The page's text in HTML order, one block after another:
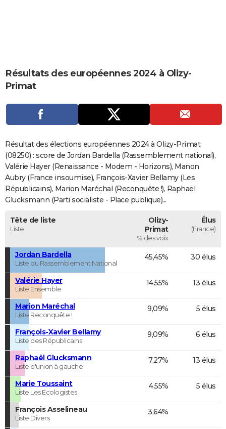
CARTE DE VOEUX
Carte de Noël
Carte Bonne année
Carte Saint-Valentin
Carte Pâques
Carte d'anniversaire
Dictionnaire
Biographies
Expressions
Proverbes
PROGRAMME TV
S'inscrire
Se connecter
Lycées
Collèges
Primaires
Universités
Entreprises
Service militaire
Avis de recherche
AVIS DE DÉCÈS
FORUM
Bricolage
Lifestyle
Culture
SportAuto
Television
Voyage
Cinema
Résultats des européennes 2024 à Olizy-
Primat
Résultat des élections européennes 2024 à Olizy-Primat
(08250) : score de Jordan Bardella (Rassemblement national),
Valérie Hayer (Renaissance - Modem - Horizons), Manon
Aubry (France insoumise), François-Xavier Bellamy (Les
Républicains), Marion Maréchal (Reconquête !), Raphaël
Glucksmann (Parti socialiste - Place publique)...
Tête de liste
Liste
Olizy-
Primat
% des voix
Élus
(France)
Jordan Bardella
Liste du Rassemblement National
45,45% 30 élus
Valérie Hayer
Liste Ensemble
14,55% 13 élus
Marion Maréchal
Liste Reconquête !
9,09% 5 élus
François-Xavier Bellamy
Liste des Républicains
9,09% 6 élus
Raphaël Glucksmann
Liste d'union à gauche
7,27% 13 élus
Marie Toussaint
Liste Les Ecologistes
4,55% 5 élus
François Asselineau
Liste Divers
3,64%